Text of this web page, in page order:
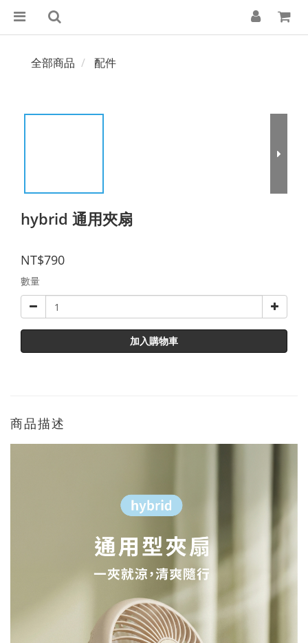
全部商品 配件
hybrid 通用夾扇
NT$790
數量
加入購物車
商品描述